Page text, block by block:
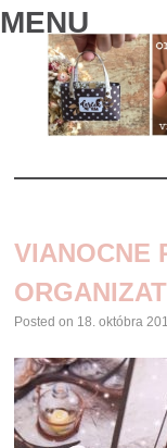
MENU
CONTENT
VIANOCNE
Posted on 18. októbra